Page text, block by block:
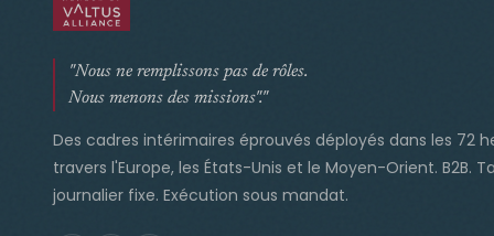
"Nous ne remplissons pas de rôles.
Nous menons des missions"."
Des cadres intérimaires éprouvés déployés dans les 72
travers l'Europe, les États-Unis et le Moyen-Orient. B2B.
journalier fixe. Exécution sous mandat.